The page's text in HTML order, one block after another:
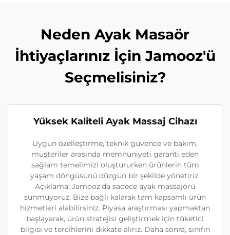
Neden Ayak Masaör
İhtiyaçlarınız İçin Jamooz'ü
Seçmelisiniz?
Yüksek Kaliteli Ayak Massaj Cihazı
Uygun özelleştirme, teknik güvence ve bakım,
müşteriler arasında memnuniyeti garanti eden
sağlam temelimizi oluştururken ürünlerin tüm
yaşam döngüsünü düzgün bir şekilde yönetiriz.
Açıklama: Jamooz'da sadece ayak massajörü
sunmuyoruz. Bize bağlı kalarak tam kapsamlı ürün
hizmetleri alabilirsiniz. Piyasa araştırması yapmaktan
başlayarak, ürün stratejisi geliştirmek için tüketici
bilgisi ve tercihlerini dikkate alırız. Daha sonra, sınıfın